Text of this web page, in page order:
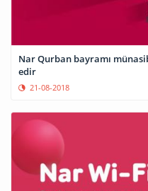
Nar Qurban bayramı
edir
21-08-2018